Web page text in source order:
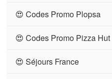
😍 Codes Promo Plopsa
😍 Codes Promo Pizza Hut
😍 Séjours France